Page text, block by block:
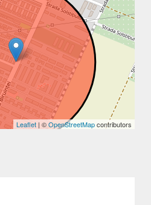
Leaflet | ©OpenStreetMapcontributors